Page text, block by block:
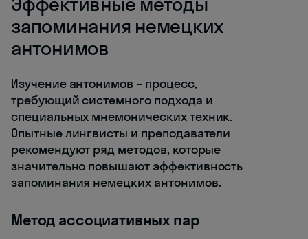
запоминания немецких
антонимов
Изучение антонимов – процесс,
требующий системного подхода и
специальных мнемонических техник.
Опытные лингвисты и преподаватели
рекомендуют ряд методов, которые
значительно повышают эффективность
запоминания немецких антонимов.
Метод ассоциативных пар